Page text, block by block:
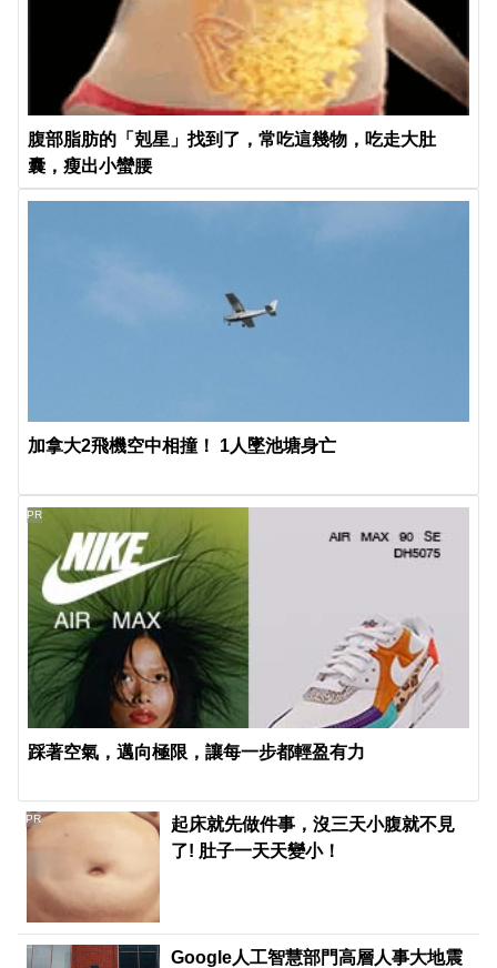
腹部脂肪的「剋星」找到了，常吃這幾物，吃走大肚
囊，瘦出小蠻腰
加拿大2飛機空中相撞！ 1人墜池塘身亡
踩著空氣，邁向極限，讓每一步都輕盈有力
PR
起床就先做件事，沒三天小腹就不見
了! 肚子一天天變小！
PR
Google人工智慧部門高層人事大地震